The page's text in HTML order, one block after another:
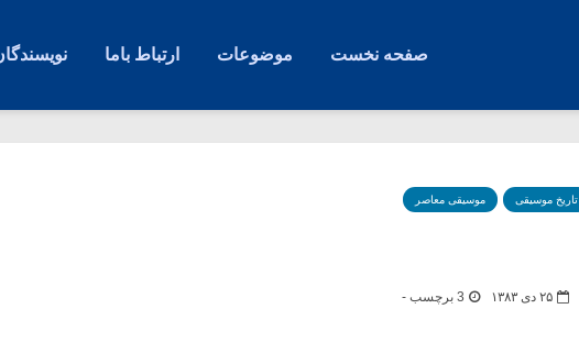
صفحه نخست موضوعات ارتباط باما
تاریخ موسیقی موسیقی معاصر
۲۵ دی ۱۳۸۳ 3 برچسب -